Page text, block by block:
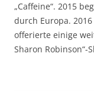
„Caffeine“. 2015
durch Europa.
offerierte einige
Sharon Robinson“-